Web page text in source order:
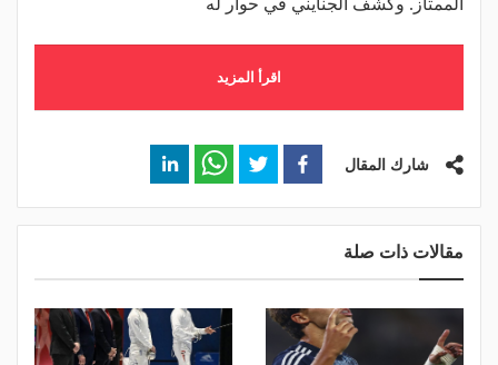
الممتاز. وكشف الجنايني في حوار له
اقرأ المزيد
شارك المقال
مقالات ذات صلة